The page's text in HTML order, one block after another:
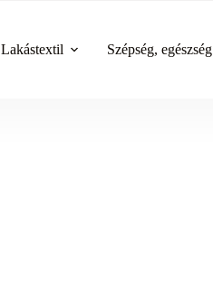
Lakástextil Szépség, egészség